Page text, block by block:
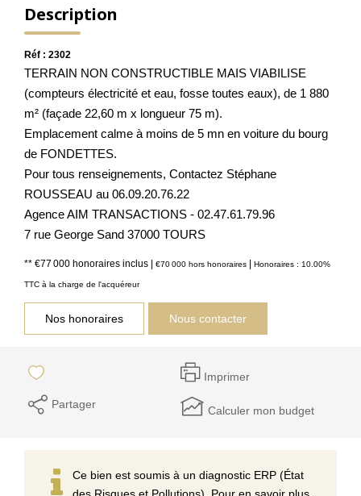
Description
Réf : 2302
TERRAIN NON CONSTRUCTIBLE MAIS VIABILISE
(compteurs électricité et eau, fosse toutes eaux), de 1 880
m² (façade 22,60 m x longueur 75 m).
Emplacement calme à moins de 5 mn en voiture du bourg
de FONDETTES.
Pour tous renseignements, Contactez Stéphane
ROUSSEAU au 06.09.20.76.22
Agence AIM TRANSACTIONS - 02.47.61.79.96
7 rue George Sand 37000 TOURS
** €77 000 honoraires inclus | €70 000 hors honoraires | Honoraires : 10.00%
TTC à la charge de l'acquéreur
Nos honoraires Nous contacter
Imprimer
Partager Calculer mon budget
Ce bien est soumis à un diagnostic ERP (État
des Risques et Pollutions). Pour en savoir plus,